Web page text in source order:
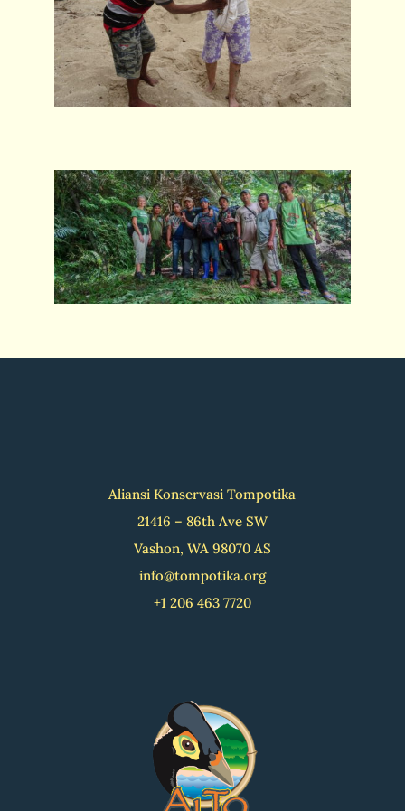
Aliansi Konservasi Tompotika
21416 – 86th Ave SW
Vashon, WA 98070 AS
info@tompotika.org
+1 206 463 7720